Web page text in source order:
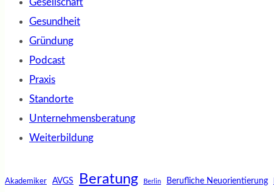
Gesundheit
Gründung
Podcast
Praxis
Standorte
Unternehmensberatung
Weiterbildung
Akademiker AVGS Beratung Berlin Berufliche Neuorientierung